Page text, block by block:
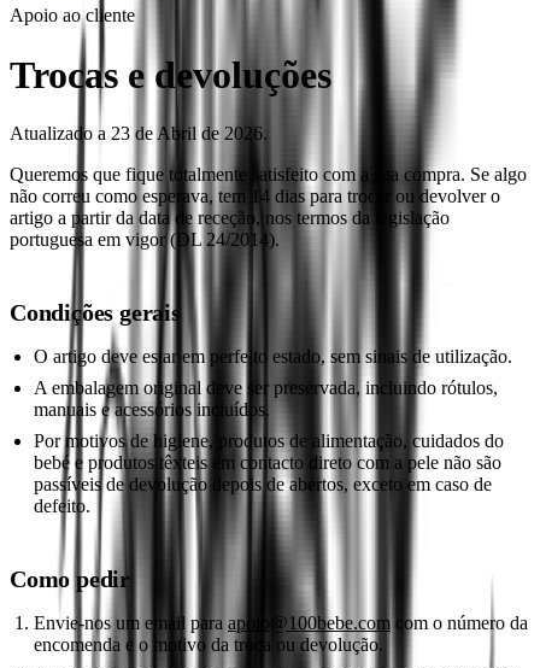
Apoio ao cliente
Trocas e devoluções
Atualizado a 23 de Abril de 2026.
Queremos que fique totalmente satisfeito com a sua compra. Se algo
não correu como esperava, tem 14 dias para trocar ou devolver o
artigo a partir da data de receção, nos termos da legislação
portuguesa em vigor (DL 24/2014).
Condições gerais
O artigo deve estar em perfeito estado, sem sinais de utilização.
A embalagem original deve ser preservada, incluindo rótulos,
manuais e acessórios incluídos.
Por motivos de higiene, produtos de alimentação, cuidados do
bebé e produtos têxteis em contacto direto com a pele não são
passíveis de devolução depois de abertos, exceto em caso de
defeito.
Como pedir
Envie-nos um email para apoio@100bebe.com com o número da
encomenda e o motivo da troca ou devolução.